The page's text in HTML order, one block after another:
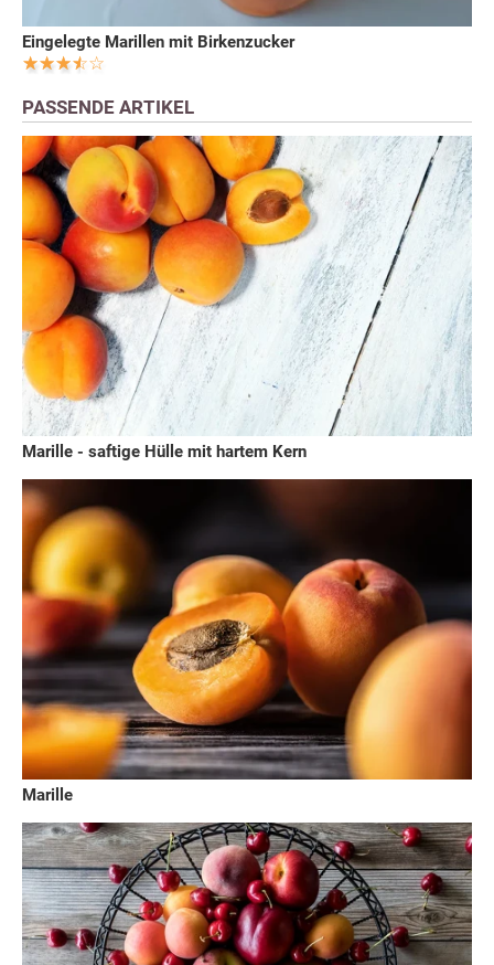
Eingelegte Marillen mit Birkenzucker
PASSENDE ARTIKEL
Marille - saftige Hülle mit hartem Kern
Marille